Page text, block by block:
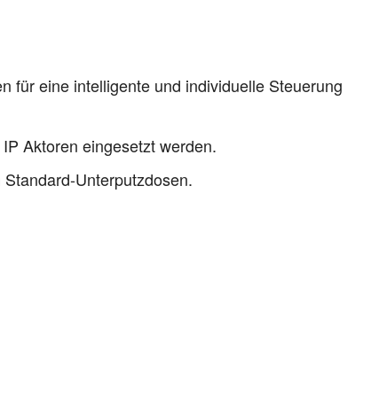
für eine intelligente und individuelle Steuerung
Aktoren eingesetzt werden.
Unterputzdosen.